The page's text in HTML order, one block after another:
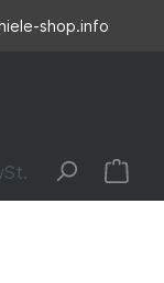
shop.info